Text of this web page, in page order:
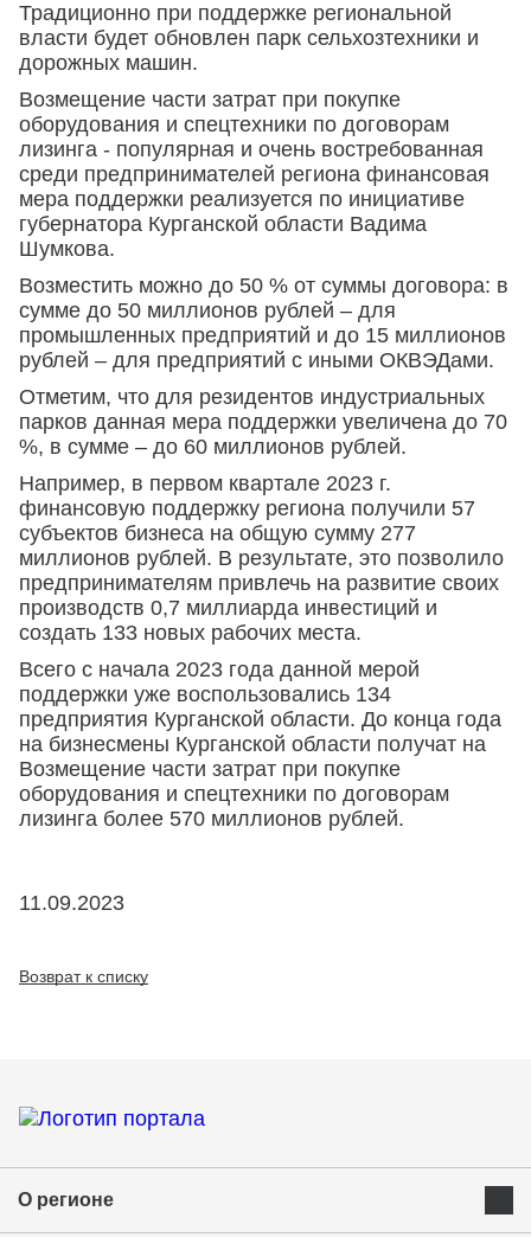
Традиционно при поддержке региональной
власти будет обновлен парк сельхозтехники и
дорожных машин.
Возмещение части затрат при покупке
оборудования и спецтехники по договорам
лизинга - популярная и очень востребованная
среди предпринимателей региона финансовая
мера поддержки реализуется по инициативе
губернатора Курганской области Вадима
Шумкова.
Возместить можно до 50 % от суммы договора: в
сумме до 50 миллионов рублей – для
промышленных предприятий и до 15 миллионов
рублей – для предприятий с иными ОКВЭДами.
Отметим, что для резидентов индустриальных
парков данная мера поддержки увеличена до 70
%, в сумме – до 60 миллионов рублей.
Например, в первом квартале 2023 г.
финансовую поддержку региона получили 57
субъектов бизнеса на общую сумму 277
миллионов рублей. В результате, это позволило
предпринимателям привлечь на развитие своих
производств 0,7 миллиарда инвестиций и
создать 133 новых рабочих места.
Всего с начала 2023 года данной мерой
поддержки уже воспользовались 134
предприятия Курганской области. До конца года
на бизнесмены Курганской области получат на
Возмещение части затрат при покупке
оборудования и спецтехники по договорам
лизинга более 570 миллионов рублей.
11.09.2023
Возврат к списку
О регионе